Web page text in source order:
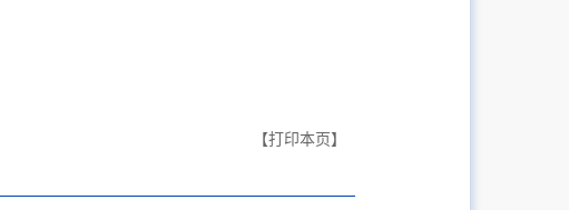
【打印本页】